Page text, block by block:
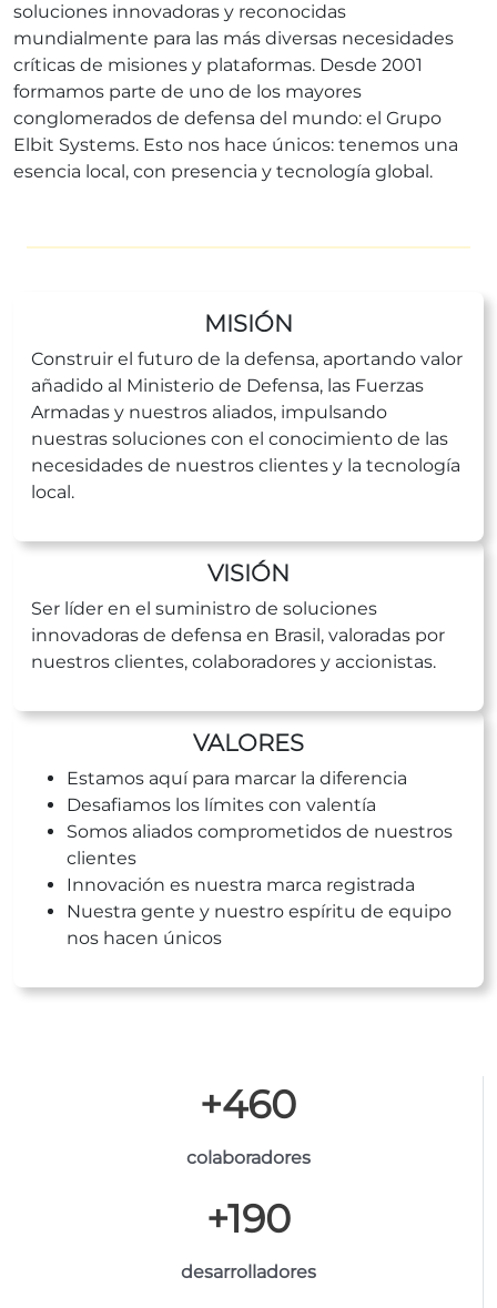
soluciones innovadoras y reconocidas
mundialmente para las más diversas necesidades
críticas de misiones y plataformas. Desde 2001
formamos parte de uno de los mayores
conglomerados de defensa del mundo: el Grupo
Elbit Systems. Esto nos hace únicos: tenemos una
esencia local, con presencia y tecnología global.
MISIÓN
Construir el futuro de la defensa, aportando valor
añadido al Ministerio de Defensa, las Fuerzas
Armadas y nuestros aliados, impulsando
nuestras soluciones con el conocimiento de las
necesidades de nuestros clientes y la tecnología
local.
VISIÓN
Ser líder en el suministro de soluciones
innovadoras de defensa en Brasil, valoradas por
nuestros clientes, colaboradores y accionistas.
VALORES
Estamos aquí para marcar la diferencia
Desafiamos los límites con valentía
Somos aliados comprometidos de nuestros
clientes
Innovación es nuestra marca registrada
Nuestra gente y nuestro espíritu de equipo
nos hacen únicos
+460
colaboradores
+190
desarrolladores